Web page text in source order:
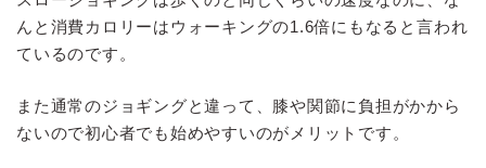
んと消費カロリーはウォーキングの1.6倍にもなると言われ
ているのです。
また通常のジョギングと違って、膝や関節に負担がかから
ないので初心者でも始めやすいのがメリットです。